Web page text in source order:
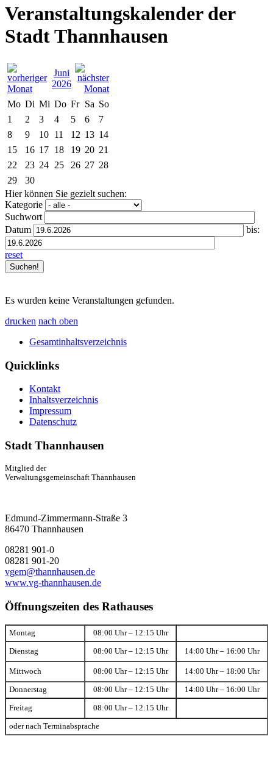
Veranstaltungskalender der
Stadt Thannhausen
Juni
2026
Mo Di Mi Do Fr Sa So
1
2 3 4 5 6
7
8
9 10 11 12 13 14
15
16 17 18 19 20 21
22
23 24 25 26 27 28
29
30
Hier können Sie gezielt suchen:
Kategorie
Suchwort
Datum
bis:
reset
Es wurden keine Veranstaltungen gefunden.
drucken nach oben
Gesamtinhaltsverzeichnis
Quicklinks
Kontakt
Inhaltsverzeichnis
Impressum
Datenschutz
Stadt Thannhausen
Mitglied der
Verwaltungsgemeinschaft Thannhausen
Edmund-Zimmermann-Straße 3
86470 Thannhausen
08281 901-0
08281 901-20
vgem@thannhausen.de
www.vg-thannhausen.de
Öffnungszeiten des Rathauses
Montag 08:00 Uhr – 12:15 Uhr
Dienstag 08:00 Uhr – 12:15 Uhr 14:00 Uhr – 16:00 Uhr
Mittwoch 08:00 Uhr – 12:15 Uhr 14:00 Uhr – 18:00 Uhr
Donnerstag 08:00 Uhr – 12:15 Uhr 14:00 Uhr – 16:00 Uhr
Freitag 08:00 Uhr – 12:15 Uhr
oder nach Terminabsprache